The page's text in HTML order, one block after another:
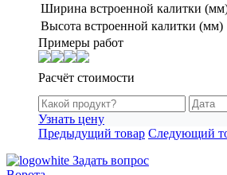
Ширина встроенной калитки
Высота встроенной калитки (мм)
Примеры работ
Расчёт стоимости
Узнать цену
Предыдущий товар Следующий
Задать вопрос